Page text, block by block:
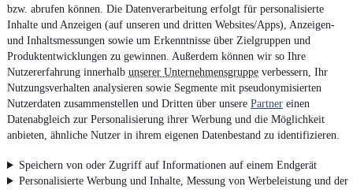
bzw. abrufen können. Die Datenverarbeitung erfolgt für personalisierte
Inhalte und Anzeigen (auf unseren und dritten Websites/Apps), Anzeigen-
und Inhaltsmessungen sowie um Erkenntnisse über Zielgruppen und
Produktentwicklungen zu gewinnen. Außerdem können wir so Ihre
Nutzererfahrung innerhalb unserer Unternehmensgruppe verbessern, Ihr
Nutzungsverhalten analysieren sowie Segmente mit pseudonymisierten
Nutzerdaten zusammenstellen und Dritten über unsere Partner einen
Datenabgleich zur Personalisierung ihrer Werbung und die Möglichkeit
anbieten, ähnliche Nutzer in ihrem eigenen Datenbestand zu identifizieren.
Speichern von oder Zugriff auf Informationen auf einem Endgerät
Personalisierte Werbung und Inhalte, Messung von Werbeleistung und der